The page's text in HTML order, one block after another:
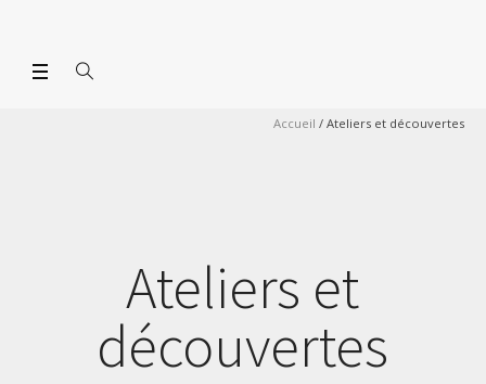
Accueil / Ateliers et découvertes
Ateliers et
découvertes